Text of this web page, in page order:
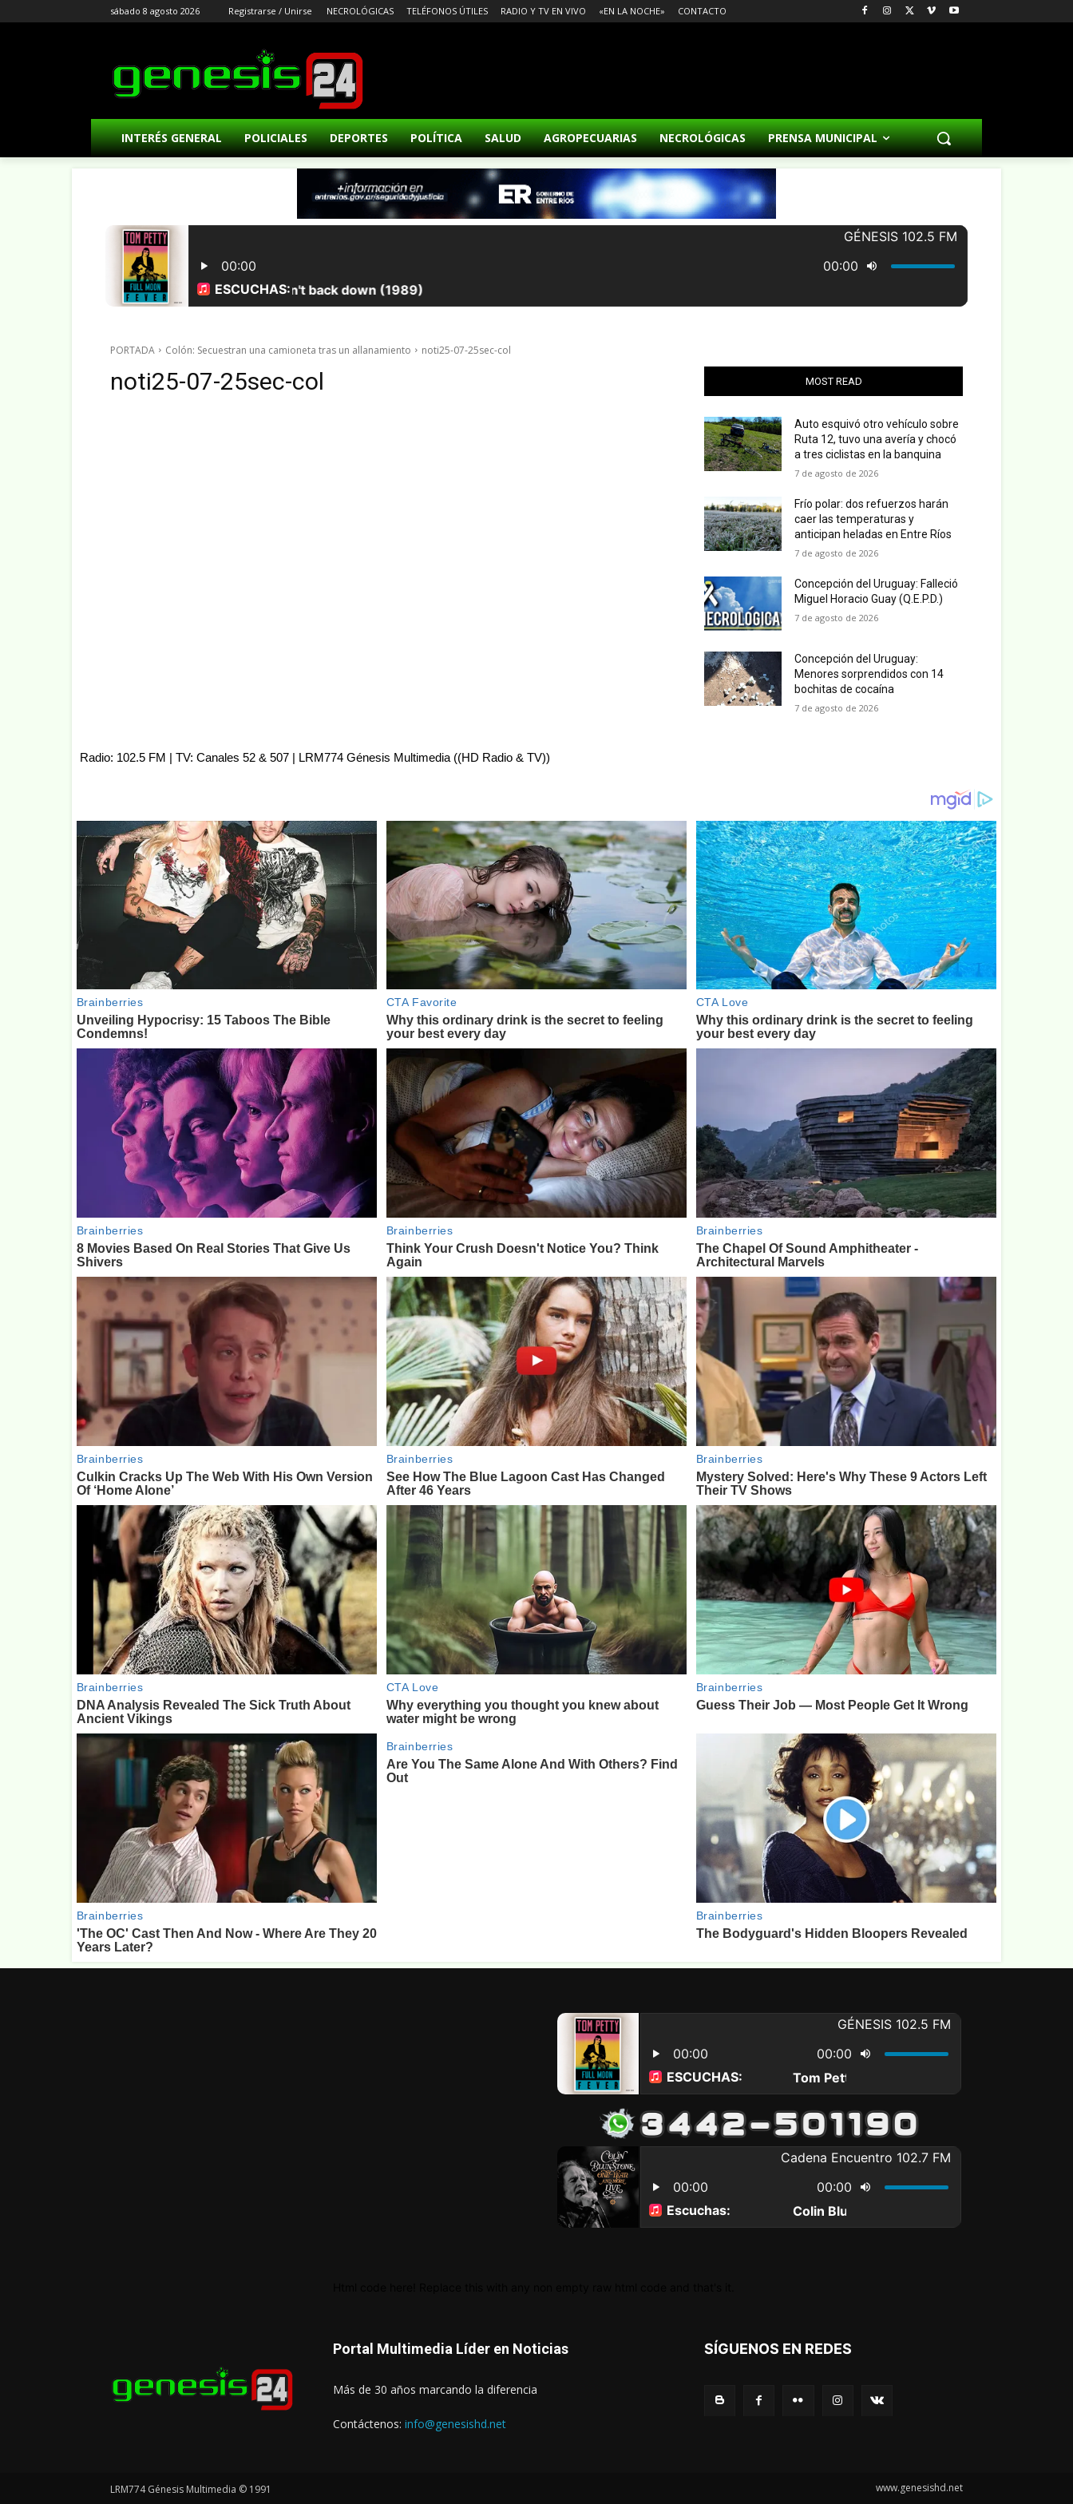
sábado 8 agosto 2026 Registrarse / Unirse NECROLÓGICAS TELÉFONOS ÚTILES RADIO Y TV EN VIVO «EN LA NOCHE» CONTACTO
INTERÉS GENERAL POLICIALES DEPORTES POLÍTICA SALUD AGROPECUARIAS NECROLÓGICAS PRENSA MUNICIPAL
PORTADA Colón: Secuestran una camioneta tras un allanamiento noti25-07-25sec-col
noti25-07-25sec-col MOST READ
Auto esquivó otro vehículo sobre
Ruta 12, tuvo una avería y chocó
a tres ciclistas en la banquina
7 de agosto de 2026
Frío polar: dos refuerzos harán
caer las temperaturas y
anticipan heladas en Entre Ríos
7 de agosto de 2026
Concepción del Uruguay: Falleció
Miguel Horacio Guay (Q.E.P.D.)
7 de agosto de 2026
Concepción del Uruguay:
Menores sorprendidos con 14
bochitas de cocaína
7 de agosto de 2026
Radio: 102.5 FM | TV: Canales 52 & 507 | LRM774 Génesis Multimedia ((HD Radio & TV))
Portal Multimedia Líder en Noticias
Más de 30 años marcando la diferencia
Contáctenos: info@genesishd.net
SÍGUENOS EN REDES
LRM774 Génesis Multimedia © 1991 www.genesishd.net